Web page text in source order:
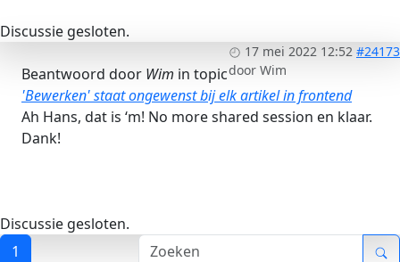
Discussie gesloten.
17 mei 2022 12:52 #24173
door Wim
Beantwoord door Wim in topic
'Bewerken' staat ongewenst bij elk artikel in frontend
Ah Hans, dat is ‘m! No more shared session en klaar.
Dank!
Discussie gesloten.
1